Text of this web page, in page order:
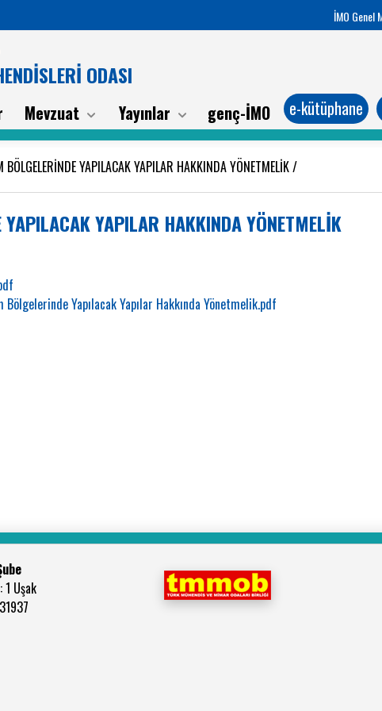
İMO Genel
ODASI
Mevzuat Yayınlar genç-İMO e-kütüphane
BÖLGELERİNDE YAPILACAK YAPILAR HAKKINDA YÖNETMELİK/
YAPILACAK YAPILAR HAKKINDA YÖNETMELİK
Bölgelerinde Yapılacak Yapılar Hakkında Yönetmelik.pdf
1 Uşak